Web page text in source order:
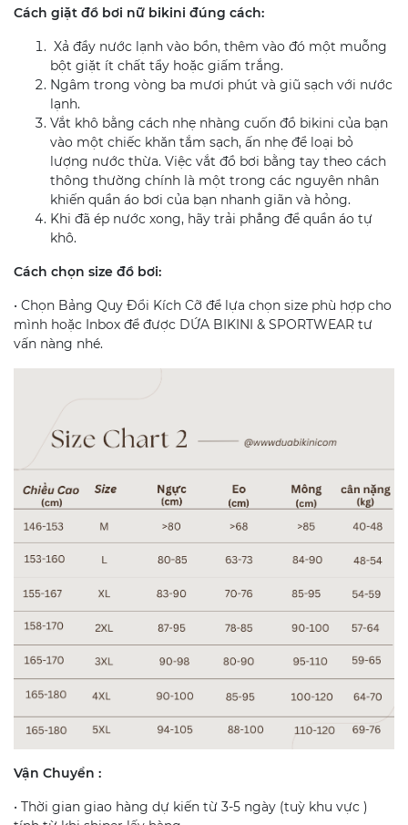
Cách giặt đồ bơi nữ bikini đúng cách:
Xả đầy nước lạnh vào bồn, thêm vào đó một muỗng
bột giặt ít chất tẩy hoặc giấm trắng.
Ngâm trong vòng ba mươi phút và giũ sạch với nước
lạnh.
Vắt khô bằng cách nhẹ nhàng cuốn đồ bikini của bạn
vào một chiếc khăn tắm sạch, ấn nhẹ để loại bỏ
lượng nước thừa. Việc vắt đồ bơi bằng tay theo cách
thông thường chính là một trong các nguyên nhân
khiến quần áo bơi của bạn nhanh giãn và hỏng.
Khi đã ép nước xong, hãy trải phẳng để quần áo tự
khô.
Cách chọn size đồ bơi:
• Chọn Bảng Quy Đổi Kích Cỡ để lựa chọn size phù hợp cho
mình hoặc Inbox để được DỨA BIKINI & SPORTWEAR tư
vấn nàng nhé.
Vận Chuyển :
• Thời gian giao hàng dự kiến từ 3-5 ngày (tuỳ khu vực )